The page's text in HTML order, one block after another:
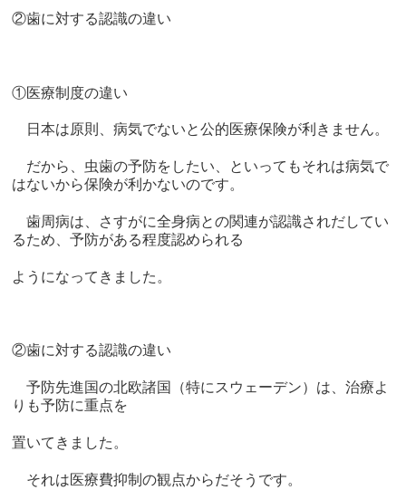
②歯に対する認識の違い
①医療制度の違い
日本は原則、病気でないと公的医療保険が利きません。
だから、虫歯の予防をしたい、といってもそれは病気で
はないから保険が利かないのです。
歯周病は、さすがに全身病との関連が認識されだしてい
るため、予防がある程度認められる
ようになってきました。
②歯に対する認識の違い
予防先進国の北欧諸国（特にスウェーデン）は、治療よ
りも予防に重点を
置いてきました。
それは医療費抑制の観点からだそうです。